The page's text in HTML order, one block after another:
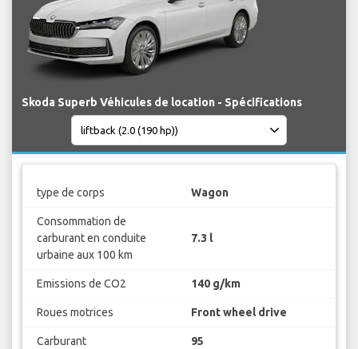
Skoda Superb Véhicules de location - Spécifications
type de corps Wagon
Consommation de
carburant en conduite
urbaine aux 100 km
7.3 l
Emissions de CO2 140 g/km
Roues motrices Front wheel drive
Carburant 95